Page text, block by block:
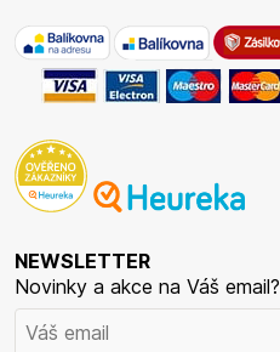
NEWSLETTER
Novinky a akce na Váš email?